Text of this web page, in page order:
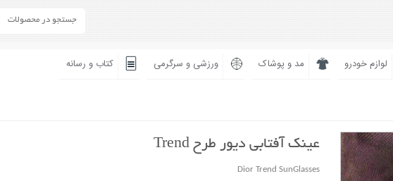
لوازم خودرو مد و پوشاک ورزشی و سرگرمی کتاب و رسانه
عینک آفتابی دیور طرح Trend
Dior Trend SunGlasses